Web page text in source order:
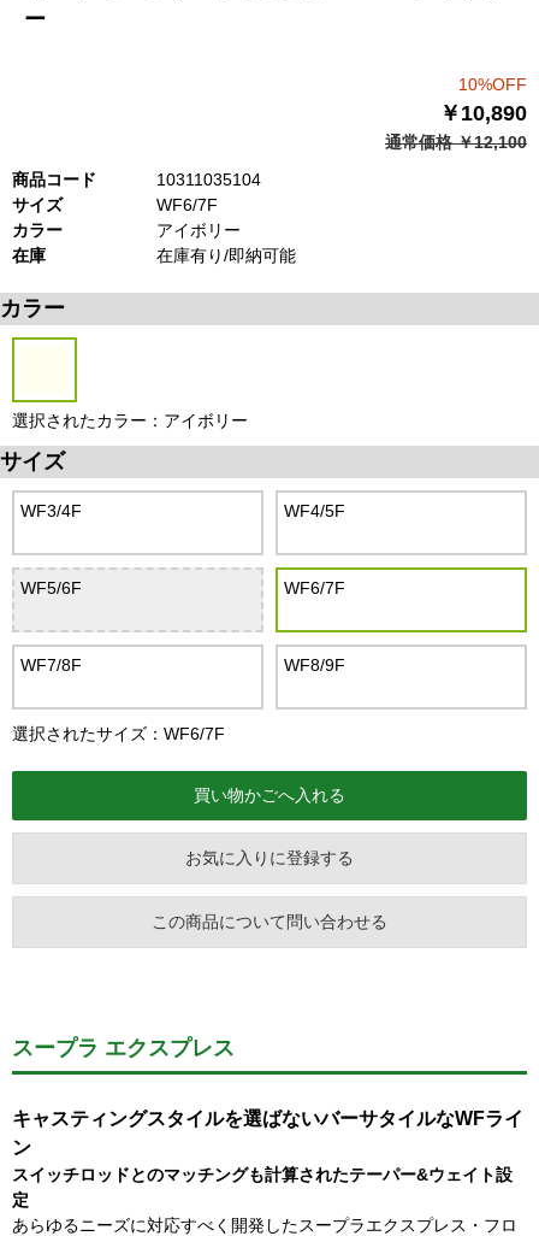
ー
10%OFF
￥10,890
通常価格 ￥12,100
商品コード
10311035104
サイズ
WF6/7F
カラー
アイボリー
在庫
在庫有り/即納可能
カラー
選択されたカラー：アイボリー
サイズ
WF3/4F WF4/5F
WF5/6F WF6/7F
WF7/8F WF8/9F
選択されたサイズ：WF6/7F
お気に入りに登録する
この商品について問い合わせる
スープラ エクスプレス
キャスティングスタイルを選ばないバーサタイルなWFライ
ン
スイッチロッドとのマッチングも計算されたテーパー&ウェイト設
定
あらゆるニーズに対応すべく開発したスープラエクスプレス・フロ